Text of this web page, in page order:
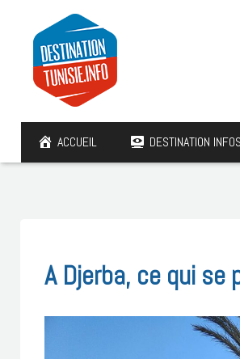
ACCUEIL DESTINATION INFOS
A Djerba, ce qui